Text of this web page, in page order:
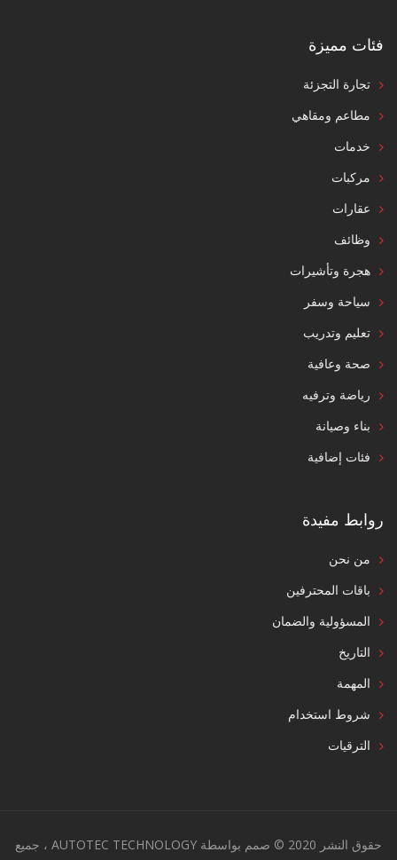
فئات مميزة
تجارة التجزئة
مطاعم ومقاهي
خدمات
مركبات
عقارات
وظائف
هجرة وتأشيرات
سياحة وسفر
تعليم وتدريب
صحة وعافية
رياضة وترفيه
بناء وصيانة
فئات إضافية
روابط مفيدة
من نحن
باقات المحترفين
المسؤولية والضمان
التاريخ
المهمة
شروط استخدام
الترقيات
حقوق النشر 2020 © صمم بواسطة AUTOTEC TECHNOLOGY ، جميع